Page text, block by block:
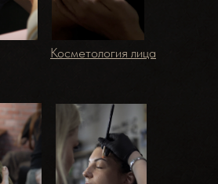
Косметология лица